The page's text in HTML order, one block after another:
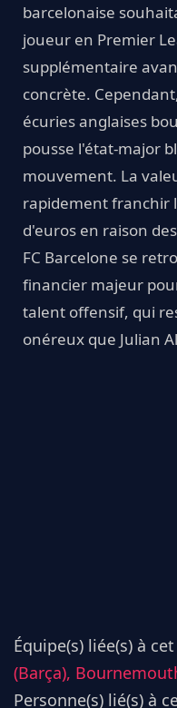
barcelonaise
joueur en Premier
supplémentaire
concrète.
écuries anglaises
pousse l'état-major
mouvement. La
rapidement franchir
d'euros en raison
FC Barcelone se
financier majeur
talent offensif, qui
onéreux que Julian
Équipe(s) liée(s) à
(Barça),
Personne(s) lié(s) à